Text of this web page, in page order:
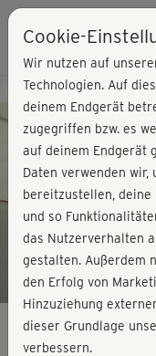
Kursvorschau - Jetzt
Cookie-
Wir nutzen auf
Technologien. Auf
deinem Endgerät
zugegriffen bzw. es
auf deinem Endgerät
Daten verwenden
bereitzustellen, deine
und so
das Nutzerverhalten
gestalten. Außerdem
den Erfolg von
Hinzuziehung
dieser Grundlage
verbessern.